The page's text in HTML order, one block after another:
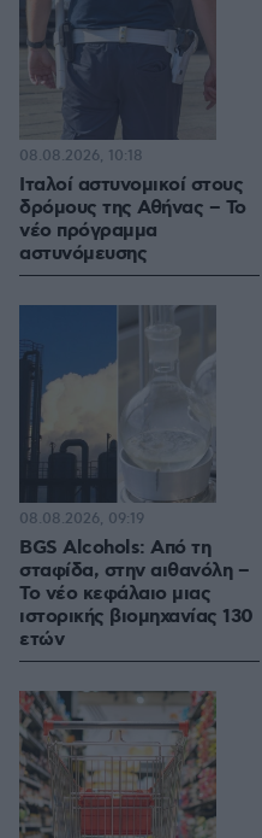
Ιταλοί αστυνομικοί στους
δρόμους της Αθήνας – Το
νέο πρόγραμμα
αστυνόμευσης
08.08.2026, 10:18
BGS Alcohols: Από τη
σταφίδα, στην αιθανόλη –
Το νέο κεφάλαιο μιας
ιστορικής βιομηχανίας 130
ετών
08.08.2026, 09:19